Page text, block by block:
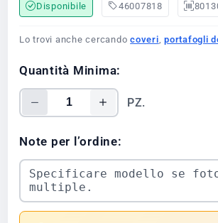
Disponibile 46007818
Lo trovi anche cercandocoveri,portafogli
Quantità Minima:
PZ.
Note per l’ordine: